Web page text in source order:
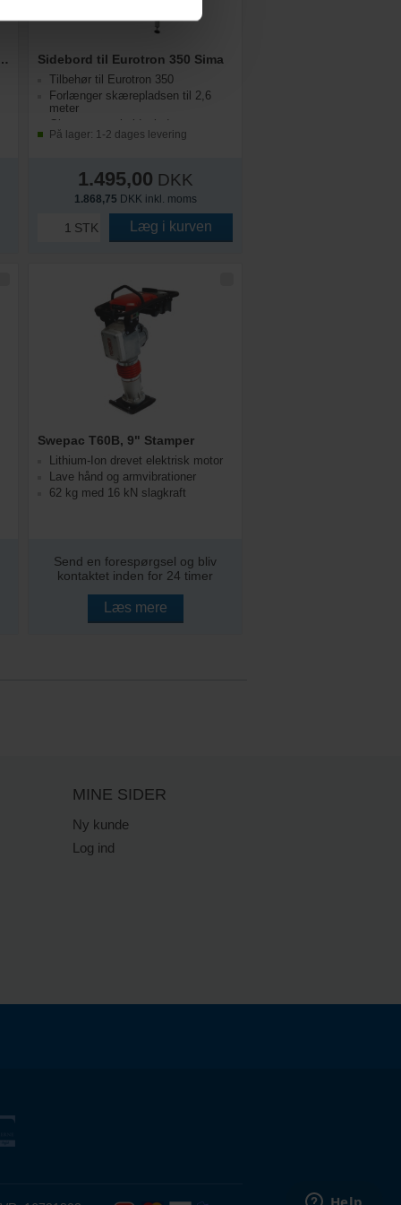
Benzin, Fræser Sidebord til Eurotron 350 Sima
Tilbehør til Eurotron 350
Forlænger skærepladsen til 2,6
meter
Giver mere arbejdsplads
På lager: 1-2 dages levering
1.495,00 DKK
1.868,75 DKK inkl. moms
STK Læg i kurven
Swepac T60B, 9" Stamper
Lithium-Ion drevet elektrisk motor
Lave hånd og armvibrationer
62 kg med 16 kN slagkraft
Send en forespørgsel og bliv
kontaktet inden for 24 timer
Læs mere
MINE SIDER
Ny kunde
Log ind